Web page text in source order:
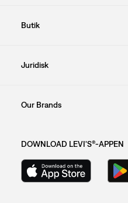
Butik
Juridisk
Our Brands
DOWNLOAD LEVI'S®-APPEN